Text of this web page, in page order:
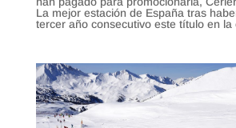
La mejor estación de España tras
tercer año consecutivo este título en la